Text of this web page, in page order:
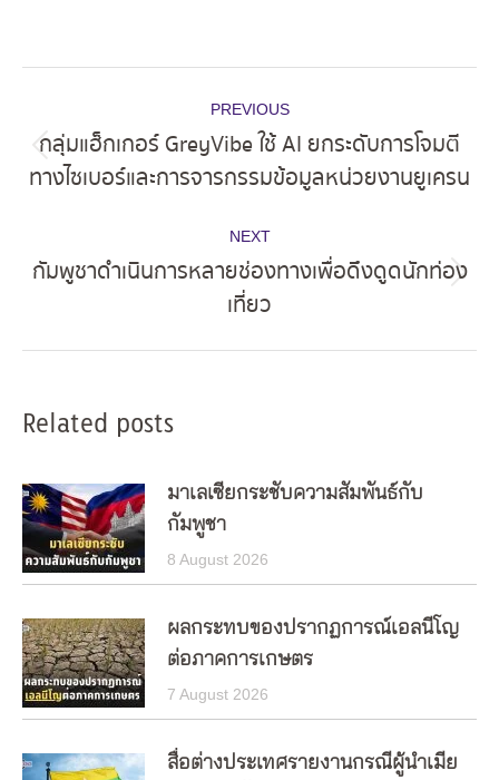
navigation
PREVIOUS
post:
กลุ่มแฮ็กเกอร์ GreyVibe ใช้ AI ยกระดับการโจมตี
ทางไซเบอร์และการจารกรรมข้อมูลหน่วยงานยูเครน
NEXT
post:
กัมพูชาดำเนินการหลายช่องทางเพื่อดึงดูดนักท่อง
เที่ยว
Related posts
มาเลเซียกระชับความสัมพันธ์กับ
กัมพูชา
8 August 2026
ผลกระทบของปรากฏการณ์เอลนีโญ
ต่อภาคการเกษตร
7 August 2026
สื่อต่างประเทศรายงานกรณีผู้นำเมีย